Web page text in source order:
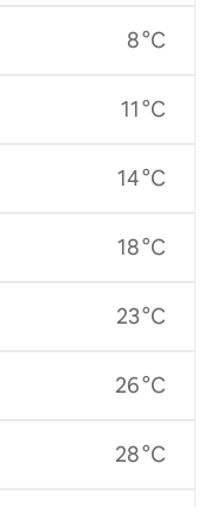
8 °C
11 °C
14 °C
18 °C
23 °C
26 °C
28 °C